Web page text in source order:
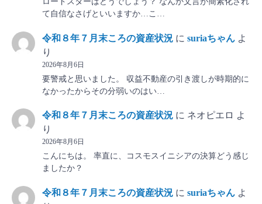
て自信なさげといいますか…こ…
令和８年７月末ころの資産状況 に suriaちゃん よ
り
2026年8月6日
要警戒と思いました。 収益不動産の引き渡しが時期的に
なかったからその分弱いのはい…
令和８年７月末ころの資産状況 に ネオピエロ よ
り
2026年8月6日
こんにちは。 率直に、コスモスイニシアの決算どう感じ
ましたか？
令和８年７月末ころの資産状況 に suriaちゃん よ